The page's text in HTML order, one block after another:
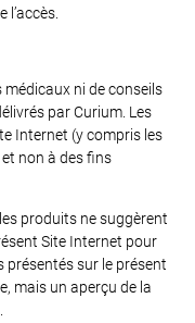
médicaux ni de conseils
par Curium. Les
Internet (y compris les
non à des fins
produits ne suggèrent
Site Internet pour
sur le présent
mais un aperçu de la